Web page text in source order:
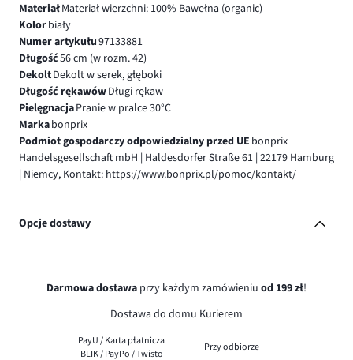
MateriałMateriał wierzchni: 100% Bawełna (organic)
Kolorbiały
Numer artykułu97133881
Długość56 cm (w rozm. 42)
DekoltDekolt w serek, głęboki
Długość rękawówDługi rękaw
PielęgnacjaPranie w pralce 30°C
Markabonprix
Podmiot gospodarczy odpowiedzialny przed UE bonprix
Handelsgesellschaft mbH | Haldesdorfer Straße 61 | 22179 Hamburg
| Niemcy, Kontakt: https://www.bonprix.pl/pomoc/kontakt/
Opcje dostawy
Darmowa dostawa przy każdym zamówieniu od 199 zł!
Dostawa do domu Kurierem
PayU / Karta płatnicza
BLIK / PayPo / Twisto
Przy odbiorze